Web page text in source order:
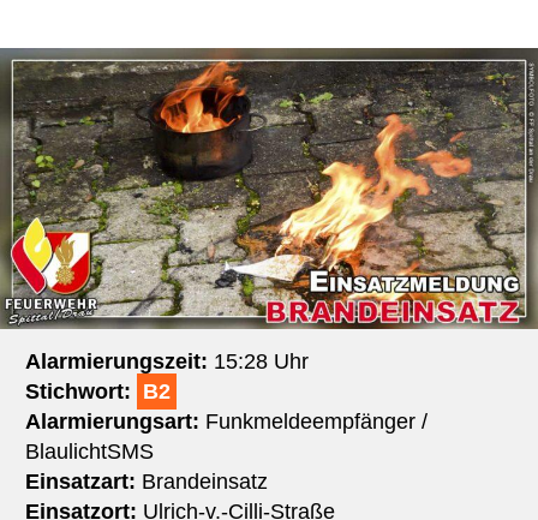
Alarmierungszeit: 15:28 Uhr
Stichwort: B2
Alarmierungsart: Funkmeldeempfänger /
BlaulichtSMS
Einsatzart: Brandeinsatz
Einsatzort: Ulrich-v.​-Cilli-Straße